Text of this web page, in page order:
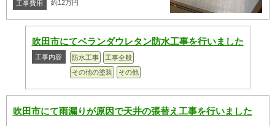
工事費用 約12万円
吹田市にてベランダウレタン防水工事を行いました
工事内容 防水工事
工事全般
その他の塗装
その他
吹田市にて雨漏りが原因で天井の張替え工事を行いました